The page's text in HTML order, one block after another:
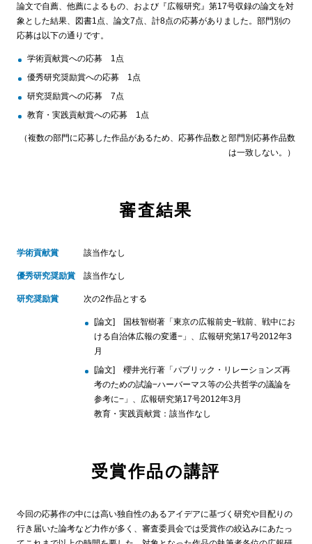
論文で自薦、他薦によるもの、および『広報研究』第17号収録の論文を対
象とした結果、図書1点、論文7点、計8点の応募がありました。部門別の
応募は以下の通りです。
学術貢献賞への応募 1点
優秀研究奨励賞への応募 1点
研究奨励賞への応募 7点
教育・実践貢献賞への応募 1点
（複数の部門に応募した作品があるため、応募作品数と部門別応募作品数
は一致しない。）
審査結果
学術貢献賞 該当作なし
優秀研究奨励賞 該当作なし
研究奨励賞 次の2作品とする
[論文] 国枝智樹著「東京の広報前史−戦前、戦中にお
ける自治体広報の変遷−」、広報研究第17号2012年3
月
[論文] 櫻井光行著「パブリック・リレーションズ再
考のための試論−ハーバーマス等の公共哲学の議論を
参考に−」、広報研究第17号2012年3月
教育・実践貢献賞：該当作なし
受賞作品の講評
今回の応募作の中には高い独自性のあるアイデアに基づく研究や目配りの
行き届いた論考など力作が多く、審査委員会では受賞作の絞込みにあたっ